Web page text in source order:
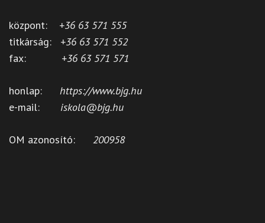
központ: +36 63 571 555
titkárság: +36 63 571 552
fax: +36 63 571 571
honlap: https://www.bjg.hu
e-mail: iskola@bjg.hu
OM azonosító: 200958